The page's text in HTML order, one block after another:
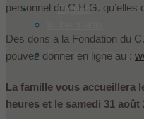
English
Français(French
personnel du C.H.G. qu’elles
Des dons à la Fondation du
pouvez donner en ligne au :
La famille vous accueillera
heures et le samedi 31